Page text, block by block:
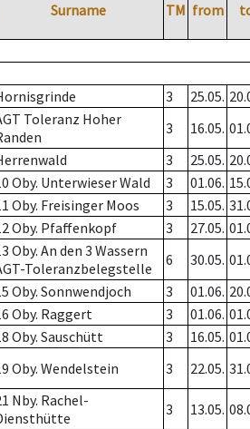
Surname TM from
3 25.05.
Toleranz Hoher
3 16.05.
3 25.05.
Oby. Unterwieser Wald 3 01.06.
Oby. Freisinger Moos 3 15.05.
Oby. Pfaffenkopf 3 27.05.
Oby. An den 3 Wassern
Toleranzbelegstelle
6 30.05.
Oby. Sonnwendjoch 3 01.06.
Oby. Raggert 3 01.06.
Oby. Sauschütt 3 16.05.
Oby. Wendelstein 3 22.05.
Nby. Rachel-
3 13.05.